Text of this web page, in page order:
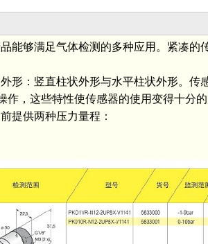
能够满足气体检测的多种应用。紧凑的
：竖直柱状外形与水平柱状外形。传
，这些特性使传感器的使用变得十分的
供两种压力量程：